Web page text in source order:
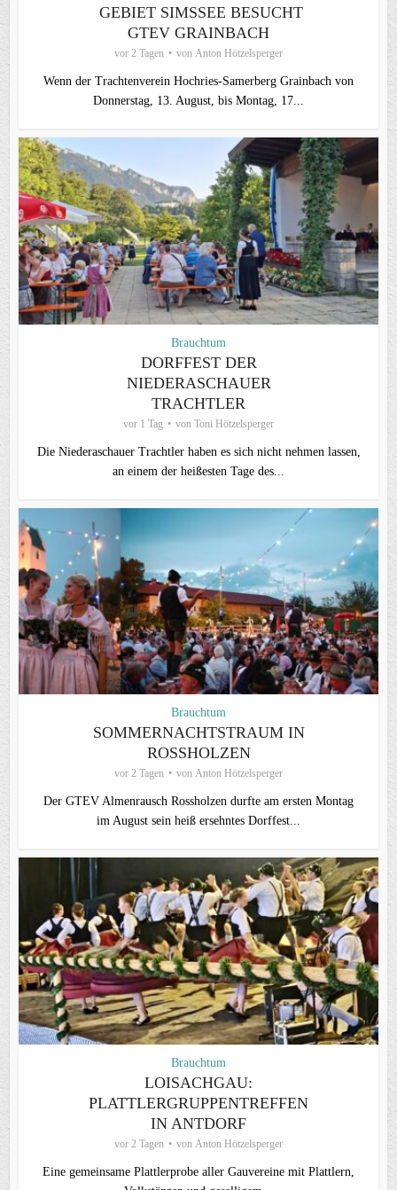
GEBIET SIMSSEE BESUCHT
GTEV GRAINBACH
vor 2 Tagen von Anton Hötzelsperger
Wenn der Trachtenverein Hochries-Samerberg Grainbach von
Donnerstag, 13. August, bis Montag, 17...
Brauchtum
DORFFEST DER
NIEDERASCHAUER
TRACHTLER
vor 1 Tag von Toni Hötzelsperger
Die Niederaschauer Trachtler haben es sich nicht nehmen lassen,
an einem der heißesten Tage des...
Brauchtum
SOMMERNACHTSTRAUM IN
ROSSHOLZEN
vor 2 Tagen von Anton Hötzelsperger
Der GTEV Almenrausch Rossholzen durfte am ersten Montag
im August sein heiß ersehntes Dorffest...
Brauchtum
LOISACHGAU:
PLATTLERGRUPPENTREFFEN
IN ANTDORF
vor 2 Tagen von Anton Hötzelsperger
Eine gemeinsame Plattlerprobe aller Gauvereine mit Plattlern,